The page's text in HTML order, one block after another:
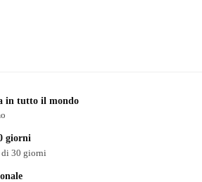
in tutto il mondo
giorni
di 30 giorni